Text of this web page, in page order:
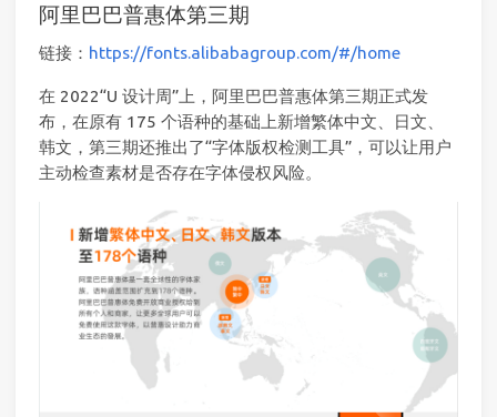
阿里巴巴普惠体第三期
链接： https://fonts.alibabagroup.com/#/home
在 2022“U 设计周”上，阿里巴巴普惠体第三期正式发
布，在原有 175 个语种的基础上新增繁体中文、日文、
韩文，第三期还推出了“字体版权检测工具”，可以让用户
主动检查素材是否存在字体侵权风险。